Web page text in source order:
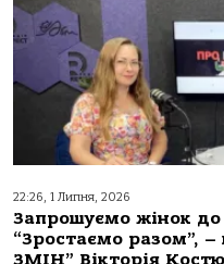
22:26, 1 Липня, 2026
Запрошуємо жінок до
“Зростаємо разом”, –
ЗМІН” Вікторія